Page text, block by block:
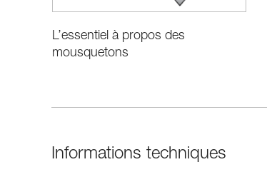
L’essentiel à propos des
mousquetons
Informations techniques